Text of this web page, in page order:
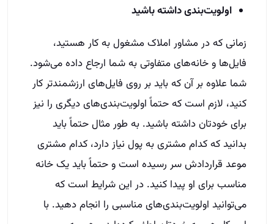
اولویت‌بندی داشته باشید
زمانی که در مشاور املاک مشغول به کار هستید،
فایل‌ها و خانه‌های متفاوتی به شما ارجاع داده می‌شود.
شما علاوه بر آن که باید بر روی فایل‌های ارزشمندتر کار
کنید، لازم است که حتماً اولویت‌بندی‌های دیگری را نیز
برای خودتان داشته باشید. به طور مثال حتماً باید
بدانید که کدام مشتری به پول نیاز دارد، کدام مشتری
موعد قراردادش سر رسیده است و حتماً باید یک خانه
مناسب برای او پیدا کنید. در این شرایط است که
می‌توانید اولویت‌بندی‌های مناسبی را انجام دهید. با